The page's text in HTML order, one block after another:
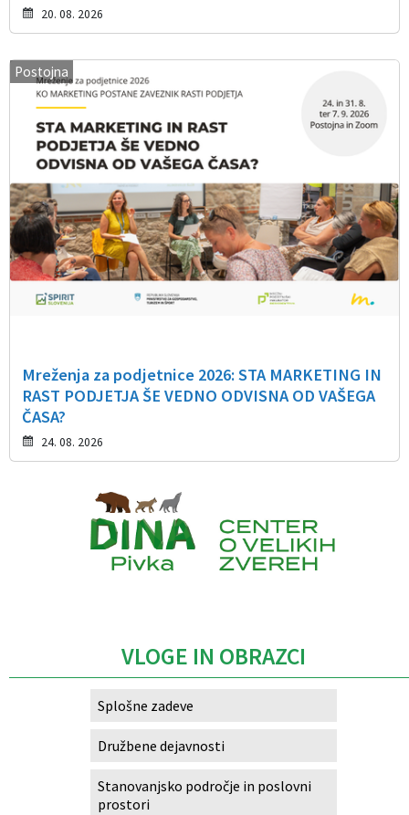
20. 08. 2026
Postojna
Mreženja za podjetnice 2026: STA MARKETING IN
RAST PODJETJA ŠE VEDNO ODVISNA OD VAŠEGA
ČASA?
24. 08. 2026
VLOGE IN OBRAZCI
Splošne zadeve
Družbene dejavnosti
Stanovanjsko področje in poslovni
prostori